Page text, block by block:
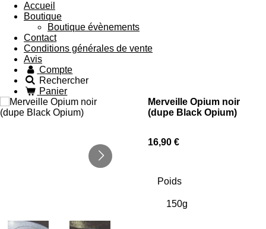
Accueil
Boutique
Boutique évènements
Contact
Conditions générales de vente
Avis
Compte
Rechercher
Panier
Merveille Opium noir
(dupe Black Opium)
16,90 €
Poids